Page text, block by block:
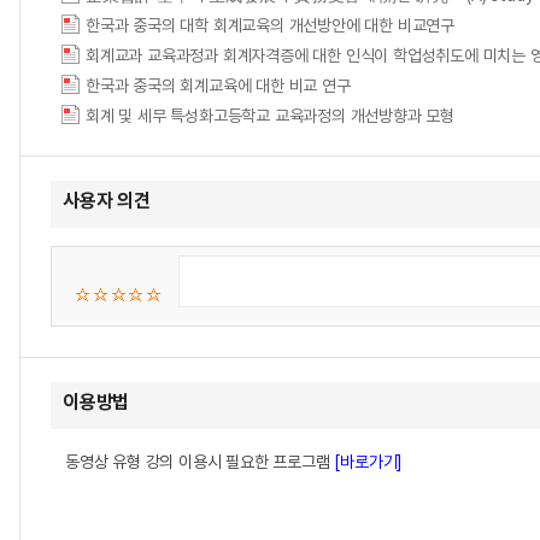
한국과 중국의 대학 회계교육의 개선방안에 대한 비교연구
회계교과 교육과정과 회계자격증에 대한 인식이 학업성취도에 미치는
한국과 중국의 회계교육에 대한 비교 연구
회계 및 세무 특성화고등학교 교육과정의 개선방향과 모형
사용자 의견
이용방법
동영상 유형 강의 이용시 필요한 프로그램 [바로가기]